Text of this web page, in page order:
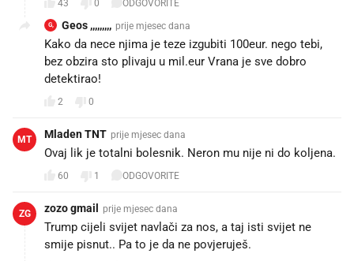
43 0 ODGOVORITE
G, Geos ,,,,,,,,, prije mjesec dana
Kako da nece njima je teze izgubiti 100eur. nego tebi,
bez obzira sto plivaju u mil.eur Vrana je sve dobro
detektirao!
2 0
MT Mladen TNT prije mjesec dana
Ovaj lik je totalni bolesnik. Neron mu nije ni do koljena.
60 1 ODGOVORITE
ZG zozo gmail prije mjesec dana
Trump cijeli svijet navlači za nos, a taj isti svijet ne
smije pisnut.. Pa to je da ne povjeruješ.